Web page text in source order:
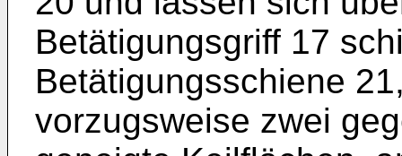
Betätigungsgriff 17
Betätigungsschiene
vorzugsweise zwei